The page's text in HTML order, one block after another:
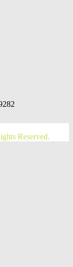
Reserved.